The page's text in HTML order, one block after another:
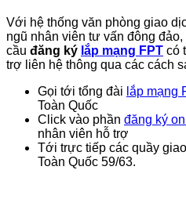
Với hệ thống văn phòng giao
ngũ nhân viên tư vấn đông
cầu đăng ký lắp mạng FPT có
trợ liên hệ thông qua các cách
Gọi tới tổng đài lắp mạng
Toàn Quốc
Click vào phần đăng ký
nhân viên hỗ trợ
Tới trực tiếp các quầy
Toàn Quốc 59/63.